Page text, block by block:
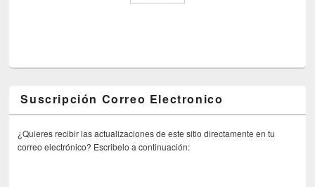
Suscripción Correo Electronico
¿Quieres recibir las actualizaciones de este sitio directamente en tu
correo electrónico? Escribelo a continuación: